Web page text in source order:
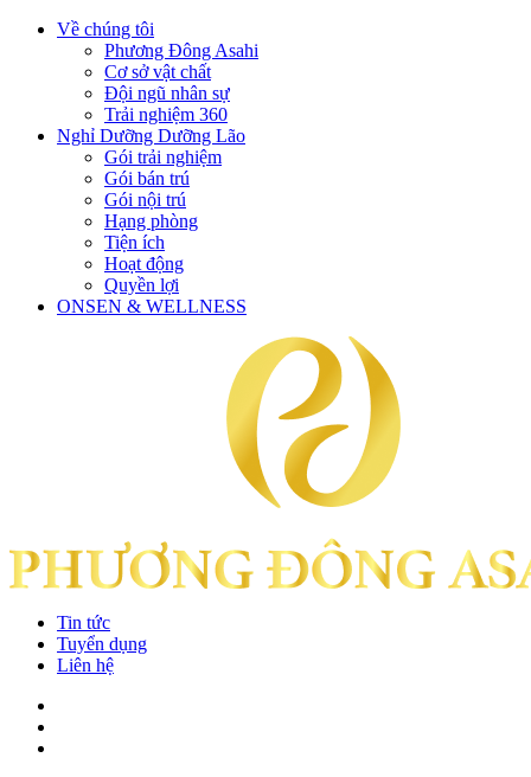
Về chúng tôi
Phương Đông Asahi
Cơ sở vật chất
Đội ngũ nhân sự
Trải nghiệm 360
Nghỉ Dưỡng Dưỡng Lão
Gói trải nghiệm
Gói bán trú
Gói nội trú
Hạng phòng
Tiện ích
Hoạt động
Quyền lợi
ONSEN & WELLNESS
Tin tức
Tuyển dụng
Liên hệ